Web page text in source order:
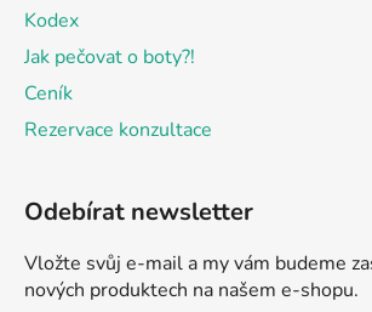
Kodex
Jak pečovat o boty?!
Ceník
Rezervace konzultace
Odebírat newsletter
Vložte svůj e-mail a my vám budeme
nových produktech na našem e-shopu.